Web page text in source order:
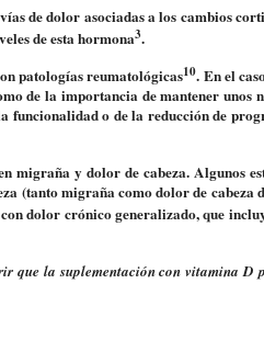
de dolor asociadas a los cambios
de esta hormona3.
patologías reumatológicas10. En el
de la importancia de mantener unos
funcionalidad o de la reducción de
migraña y dolor de cabeza. Algunos
(tanto migraña como dolor de cabeza
dolor crónico generalizado, que
que la suplementación con vitamina D